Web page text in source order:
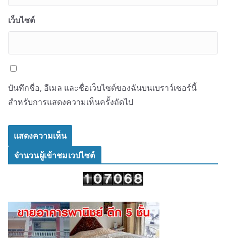
เว็บไซต์
บันทึกชื่อ, อีเมล และชื่อเว็บไซต์ของฉันบนเบราว์เซอร์นี้
สำหรับการแสดงความเห็นครั้งถัดไป
จำนวนผู้เข้าชมเวปไซต์